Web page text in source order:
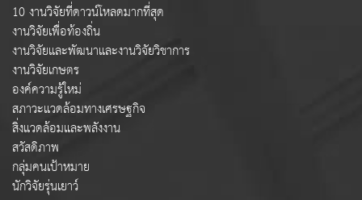
10 งานวิจัยที่ดาวน์โหลดมากที่สุด
งานวิจัยเพื่อท้องถิ่น
งานวิจัยและพัฒนาและงานวิจัยวิชาการ
งานวิจัยเกษตร
องค์ความรู้ใหม่
สภาวะแวดล้อมทางเศรษฐกิจ
สิ่งแวดล้อมและพลังงาน
สวัสดิภาพ
กลุ่มคนเป้าหมาย
นักวิจัยรุ่นเยาว์